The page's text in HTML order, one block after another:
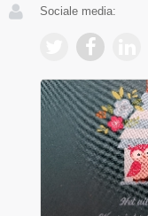
Sociale media: